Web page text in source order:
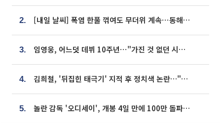
2. [내일 날씨] 폭염 한풀 꺾여도 무더위 계속⋯동해안 이틀 연속 비
3. 임영웅, 어느덧 데뷔 10주년⋯"가진 것 없던 시절, 내 앞엔 20명의 팬뿐"
4. 김희철, '뒤집힌 태극기' 지적 후 정치색 논란…"좌우 떠나 우리나라 국기"
5. 놀란 감독 '오디세이', 개봉 4일 만에 100만 돌파⋯'왕사남' 보다 빠르다